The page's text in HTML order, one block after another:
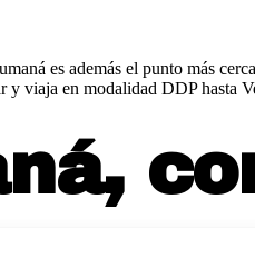
es además el punto más
viaja en modalidad DDP
,